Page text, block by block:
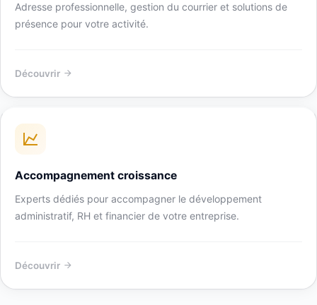
Adresse professionnelle, gestion du courrier et solutions de
présence pour votre activité.
Découvrir
Accompagnement croissance
Experts dédiés pour accompagner le développement
administratif, RH et financier de votre entreprise.
Découvrir